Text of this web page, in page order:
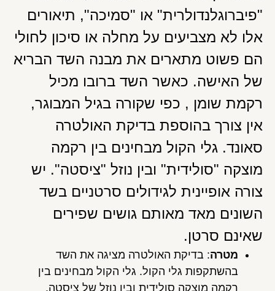
"פיברוגלנדולרית" או "סמיכה", תיאורים
אלו לא מצביעים על מחלה או סיכון לחולי
הם פשוט מתארים את מבנה השד הבריא
של האישה. כאשר השד ברובו מכיל
רקמת שומן , כפי שקורה בגיל המבוגר,
אין צורך בהוספת בדיקת האולטרה
סאונד. גלי הקול מבחינים בין רקמה
מוצקה "סולידית" ובין נוזל "ציסטה". יש
צורה אופיינית לגידולים סרטניים בשד
השונים מאד מאותם גושים שפירים
שאינם סרטן.
מטרה: בדיקת האולטרה מציגה את השד
בהשתקפות גלי הקול. גלי הקול מבחינים בין
רקמה מוצקה סולידית ובין נוזל של ציסטה.